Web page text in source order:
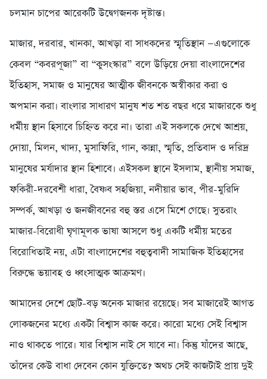
চলমান চাপের আরেকটি উদ্বেগজনক দৃষ্টান্ত।
‎মাজার, দরবার, খানকা, আখড়া বা সাধকদের স্মৃতিস্থান —এগুলোকে
কেবল “কবরপূজা” বা “কুসংস্কার” বলে উড়িয়ে দেয়া বাংলাদেশের
ইতিহাস, সমাজ ও মানুষের আত্মীক জীবনকে অস্বীকার করা ও
অপমান করা। বাংলার সাধারণ মানুষ শত শত বছর ধরে মাজারকে শুধু
ধর্মীয় স্থান হিসাবে চিহ্নিত করে না। তারা এই সকলকে দেখে আশ্রয়,
দোয়া, মিলন, খাদ্য, মুসাফিরি, গান, কান্না, স্মৃতি, প্রতিবাদ ও দরিদ্র
মানুষের মর্যাদার স্থান হিশাবে। এইসকল স্থানে ইসলাম, স্থানীয় সমাজ,
ফকিরী-দরবেশী ধারা, বৈষ্ণব সহজিয়া, নদীয়ার ভাব, পীর-মুরিদি
সম্পর্ক, আখড়া ও জনজীবনের বহু স্তর এসে মিশে গেছে। সুতরাং
মাজার-বিরোধী ঘৃণামূলক ভাষা আসলে শুধু একটি ধর্মীয় মতের
বিরোধিতাই নয়, এটা বাংলাদেশের বহুত্ববাদী সামাজিক ইতিহাসের
বিরুদ্ধে ভয়াবহ ও ধ্বংসাত্মক আক্রমণ।
‎আমাদের দেশে ছোট-বড় অনেক মাজার রয়েছে। সব মাজারেই আগত
লোকজনের মধ্যে একটা বিশ্বাস কাজ করে। কারো মধ্যে সেই বিশ্বাস
নাও থাকতে পারে। যার বিশ্বাস নাই সে যাবে না। কিন্তু যাঁদের আছে,
তাঁদের কেউ বাধা দেবেন কোন যুক্তিতে? অথচ সেই কাজটাই প্রায় দুই